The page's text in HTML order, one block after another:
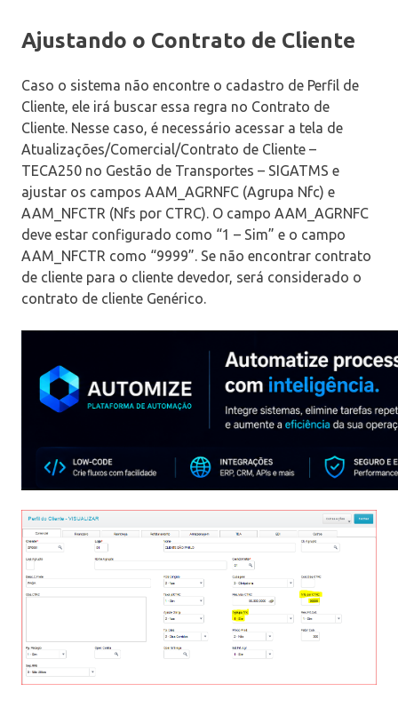
Ajustando o Contrato de Cliente
Caso o sistema não encontre o cadastro de Perfil de
Cliente, ele irá buscar essa regra no Contrato de
Cliente. Nesse caso, é necessário acessar a tela de
Atualizações/Comercial/Contrato de Cliente –
TECA250 no Gestão de Transportes – SIGATMS e
ajustar os campos AAM_AGRNFC (Agrupa Nfc) e
AAM_NFCTR (Nfs por CTRC). O campo AAM_AGRNFC
deve estar configurado como “1 – Sim” e o campo
AAM_NFCTR como “9999”. Se não encontrar contrato
de cliente para o cliente devedor, será considerado o
contrato de cliente Genérico.